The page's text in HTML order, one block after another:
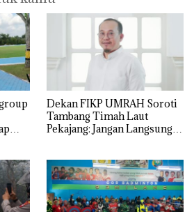
Dekan FIKP UMRAH Soroti
Tambang Timah Laut
Pekajang: Jangan Langsung
Lingkungannya